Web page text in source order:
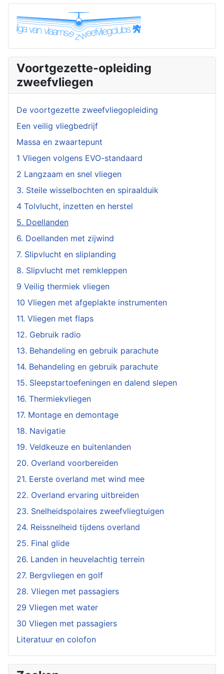
Voortgezette-opleiding
zweefvliegen
De voortgezette zweefvliegopleiding
Een veilig vliegbedrijf
Massa en zwaartepunt
1 Vliegen volgens EVO-standaard
2 Langzaam en snel vliegen
3. Steile wisselbochten en spiraalduik
4 Tolvlucht, inzetten en herstel
5. Doellanden
6. Doellanden met zijwind
7. Slipvlucht en sliplanding
8. Slipvlucht met remkleppen
9 Veilig thermiek vliegen
10 Vliegen met afgeplakte instrumenten
11. Vliegen met flaps
12. Gebruik radio
13. Behandeling en gebruik parachute
14. Behandeling en gebruik parachute
15. Sleepstartoefeningen en dalend slepen
16. Thermiekvliegen
17. Montage en demontage
18. Navigatie
19. Veldkeuze en buitenlanden
20. Overland voorbereiden
21. Eerste overland met wind mee
22. Overland ervaring uitbreiden
23. Snelheidspolaires zweefvliegtuigen
24. Reissnelheid tijdens overland
25. Final glide
26. Landen in heuvelachtig terrein
27. Bergvliegen en golf
28. Vliegen met passagiers
29 Vliegen met water
30 Vliegen met passagiers
Literatuur en colofon